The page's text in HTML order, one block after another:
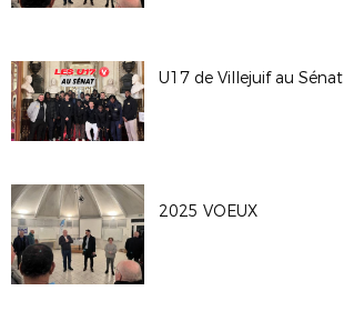
U17 de Villejuif au Sénat
2025 VOEUX